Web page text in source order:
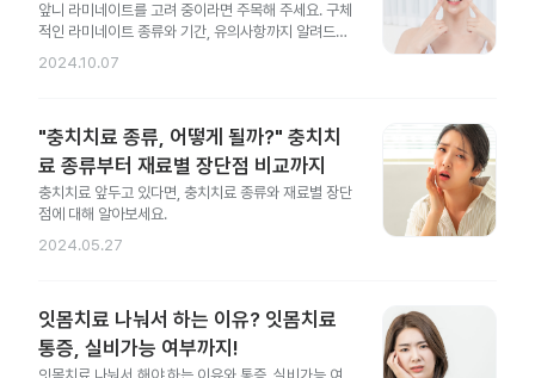
앞니 라미네이트를 고려 중이라면 주목해 주세요. 구체
적인 라미네이트 종류와 기간, 유의사항까지 알려드릴
게요.
2024.10.07
"충치치료 종류, 어떻게 될까?" 충치치
료 종류부터 재료별 장단점 비교까지
충치치료 앞두고 있다면, 충치치료 종류와 재료별 장단
점에 대해 알아보세요.
2024.05.27
잇몸치료 나눠서 하는 이유? 잇몸치료
통증, 실비가능 여부까지!